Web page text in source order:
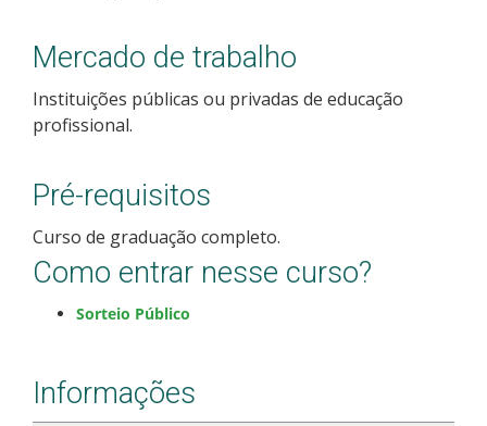
Mercado de trabalho
Instituições públicas ou privadas de educação
profissional.
Pré-requisitos
Curso de graduação completo.
Como entrar nesse curso?
Sorteio Público
Informações